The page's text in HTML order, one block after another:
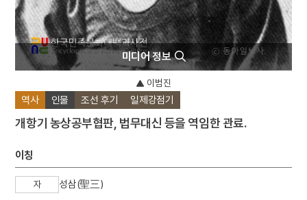
역사 인물 조선 후기 일제강점기
개항기 농상공부협판, 법무대신 등을 역임한 관료.
이칭
자 성삼(聖三)
미디어 정보
이범진